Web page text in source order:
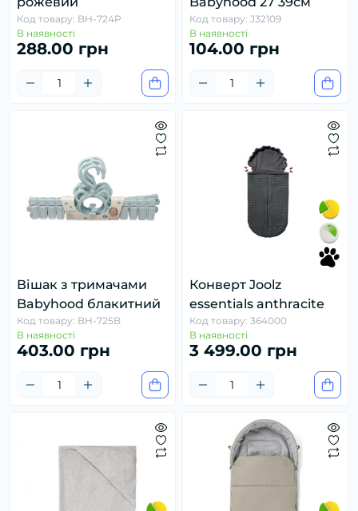
Код товару: BH-724P
В наявності
288.00 грн
Код товару: J32109
В наявності
104.00 грн
Вішак з тримачами
Babyhood блакитний
Код товару: BH-725B
В наявності
403.00 грн
Конверт Joolz
essentials anthracite
Код товару: 364000
В наявності
3 499.00 грн